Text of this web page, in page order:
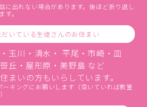
に出れない場合があります。後ほど折り返し
す。
いている生徒さんのお住まい
玉川・清水・ 平尾・市崎・皿
丘・屋形原・美野島 など
まいの方もいらしています。
ーキングにお願いします（空いていれば教室